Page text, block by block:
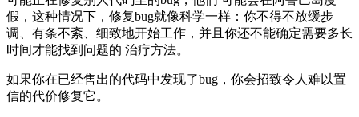
假，这种情况下，修复bug就像科学一样：你不得不放缓步
调、有条不紊、细致地开始工作，并且你还不能确定需要多长
时间才能找到问题的 治疗方法。
如果你在已经售出的代码中发现了bug，你会招致令人难以置
信的代价修复它。